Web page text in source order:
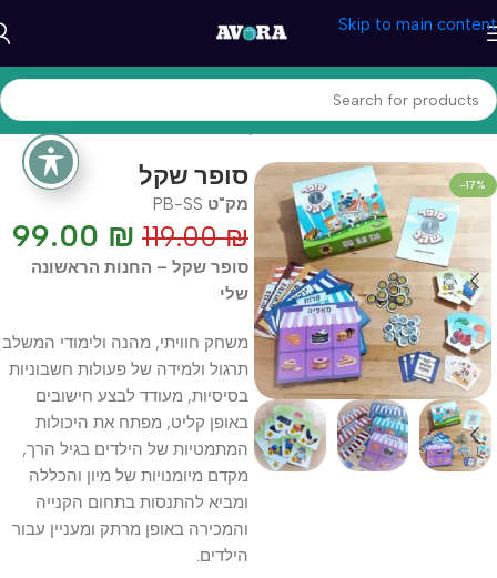
Skip to main content
עמוד הבית/טיפול והתפתחות/משחקי לימוד
-17% סופר שקל
מק"ט PB-SS
119.00₪
99.00 ₪
סופר שקל – החנות הראשונה
שלי
משחק חוויתי, מהנה ולימודי המשלב
תרגול ולמידה של פעולות חשבוניות
בסיסיות, מעודד לבצע חישובים
באופן קליט, מפתח את היכולות
המתמטיות של הילדים בגיל הרך,
מקדם מיומנויות של מיון והכללה
ומביא להתנסות בתחום הקנייה
והמכירה באופן מרתק ומעניין עבור
הילדים.